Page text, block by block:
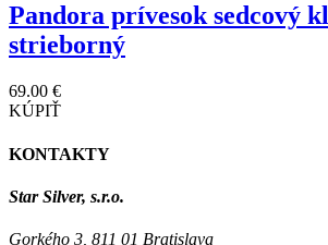
Pandora prívesok sedcový
strieborný
69.00 €
KÚPIŤ
KONTAKTY
Star Silver, s.r.o.
Gorkého 3, 811 01 Bratislava